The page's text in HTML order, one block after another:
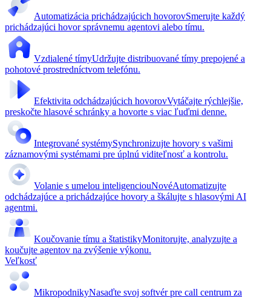
Automatizácia prichádzajúcich hovorovSmerujte každý
prichádzajúci hovor správnemu agentovi alebo tímu.
Vzdialené tímyUdržujte distribuované tímy prepojené a
pohotové prostredníctvom telefónu.
Efektivita odchádzajúcich hovorovVytáčajte rýchlejšie,
preskočte hlasové schránky a hovorte s viac ľuďmi denne.
Integrované systémySynchronizujte hovory s vašimi
záznamovými systémami pre úplnú viditeľnosť a kontrolu.
Volanie s umelou inteligenciouNovéAutomatizujte
odchádzajúce a prichádzajúce hovory a škálujte s hlasovými AI
agentmi.
Koučovanie tímu a štatistikyMonitorujte, analyzujte a
koučujte agentov na zvýšenie výkonu.
Veľkosť
MikropodnikyNasaďte svoj softvér pre call centrum za